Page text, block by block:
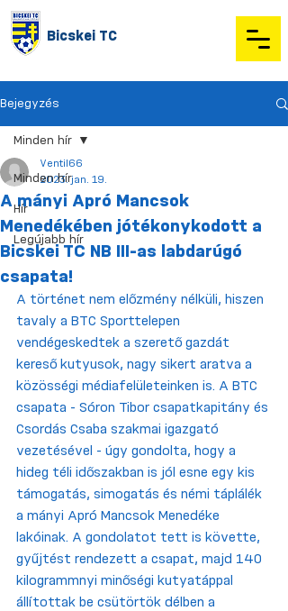
Bicskei TC
Bejegyzés
Minden hír
Hír
Legújabb hír
Minden hír
A mányi Apró Mancsok
Menedékében jótékonykodott a
Bicskei TC NB III-as labdarúgó
csapata!
Ventil66
2023. jan. 19.
A történet nem előzmény nélküli, hiszen
tavaly a BTC Sporttelepen
vendégeskedtek a szerető gazdát
kereső kutyusok, nagy sikert aratva a
közösségi médiafelületeinken is. A BTC
csapata - Sóron Tibor csapatkapitány és
Csordás Csaba szakmai igazgató
vezetésével - úgy gondolta, hogy a
hideg téli időszakban is jól esne egy kis
támogatás, simogatás és némi táplálék
a mányi Apró Mancsok Menedéke
lakóinak. A gondolatot tett is követte,
gyűjtést rendezett a csapat, majd 140
kilogrammnyi minőségi kutyatáppal
állítottak be csütörtök délben a